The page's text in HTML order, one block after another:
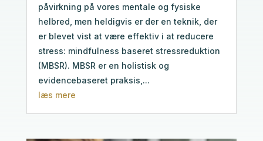
påvirkning på vores mentale og fysiske
helbred, men heldigvis er der en teknik, der
er blevet vist at være effektiv i at reducere
stress: mindfulness baseret stressreduktion
(MBSR). MBSR er en holistisk og
evidencebaseret praksis,...
læs mere